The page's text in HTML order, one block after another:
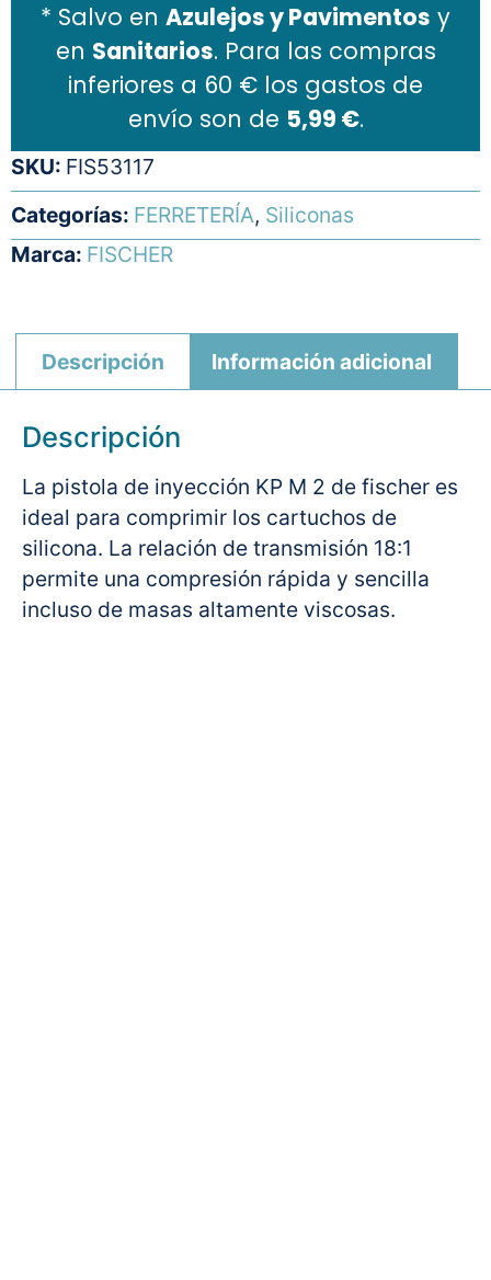
* Salvo en Azulejos y Pavimentos y
en Sanitarios. Para las compras
inferiores a 60 € los gastos de
envío son de 5,99 €.
SKU: FIS53117
Categorías: FERRETERÍA, Siliconas
Marca: FISCHER
Descripción Información adicional
Descripción
La pistola de inyección KP M 2 de fischer es
ideal para comprimir los cartuchos de
silicona. La relación de transmisión 18:1
permite una compresión rápida y sencilla
incluso de masas altamente viscosas.